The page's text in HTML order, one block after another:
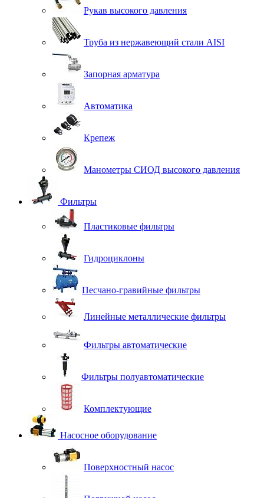
Рукав высокого давления
Труба из нержавеющий стали AISI
Запорная арматура
Автоматика
Крепеж
Манометры СИОД высокого давления
Фильтры
Пластиковые фильтры
Гидроциклоны
Песчано-гравийные фильтры
Линейные металлические фильтры
Фильтры автоматические
Фильтры полуавтоматические
Комплектующие
Насосное оборудование
Поверхностный насос